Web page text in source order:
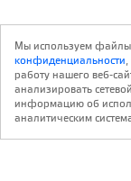
Мы используем файлы
конфиденциальности
работу нашего веб-
анализировать
информацию об
аналитическим